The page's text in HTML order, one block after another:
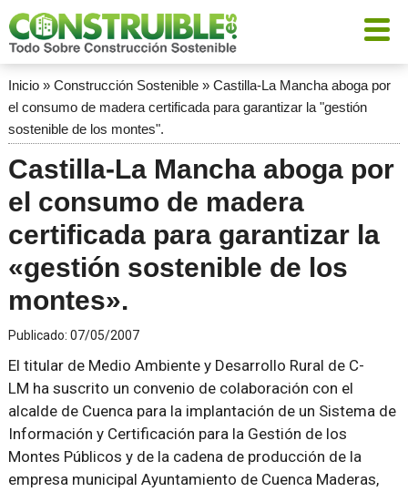
Inicio» Construcción Sostenible» Castilla-La Mancha aboga por
el consumo de madera certificada para garantizar la "gestión
sostenible de los montes".
Castilla-La Mancha aboga por
el consumo de madera
certificada para garantizar la
«gestión sostenible de los
montes».
Publicado: 07/05/2007
El titular de Medio Ambiente y Desarrollo Rural de C-
LM ha suscrito un convenio de colaboración con el
alcalde de Cuenca para la implantación de un Sistema de
Información y Certificación para la Gestión de los
Montes Públicos y de la cadena de producción de la
empresa municipal Ayuntamiento de Cuenca Maderas,